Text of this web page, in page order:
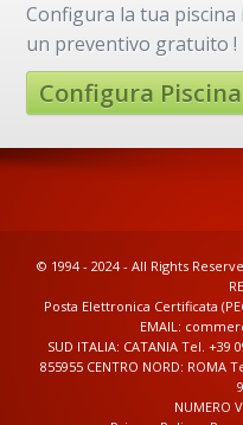
Configura la tua piscina
un preventivo gratuito !
Configura Piscina
© 1994 - 2024 - All Rights
Posta Elettronica Certificata
EMAIL:
SUD ITALIA: CATANIA Tel. +39
855955 CENTRO NORD: ROMA
NUMERO